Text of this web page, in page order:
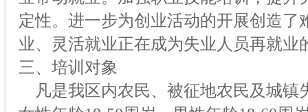
定性。进一步为创业活动的开展创造
业、灵活就业正在成为失业人员再就业
三、培训对象
凡是我区内农民、被征地农民及城镇